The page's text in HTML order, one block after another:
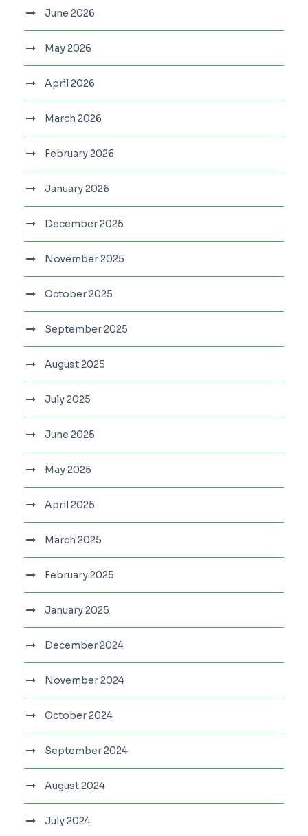
June 2026
May 2026
April 2026
March 2026
February 2026
January 2026
December 2025
November 2025
October 2025
September 2025
August 2025
July 2025
June 2025
May 2025
April 2025
March 2025
February 2025
January 2025
December 2024
November 2024
October 2024
September 2024
August 2024
July 2024